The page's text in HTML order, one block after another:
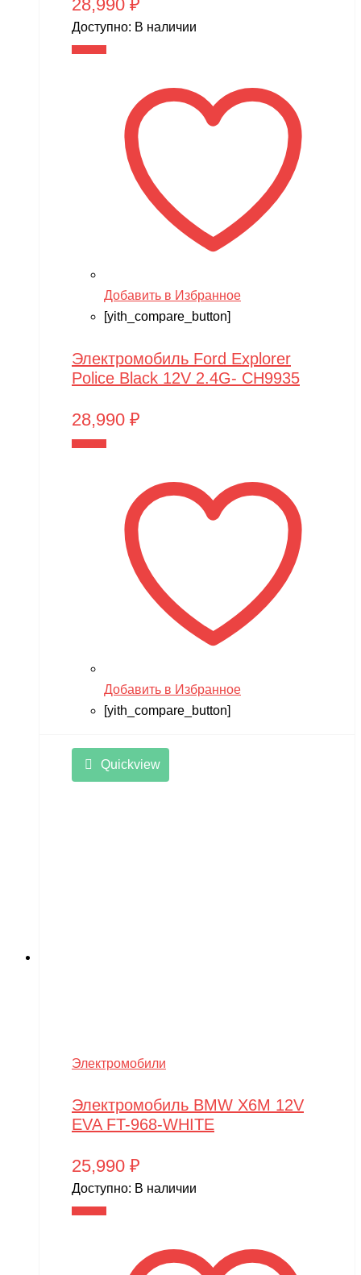
28,990 ₽
Доступно: В наличии
Добавить в Избранное
[yith_compare_button]
Электромобиль Ford Explorer
Police Black 12V 2.4G- CH9935
28,990 ₽
Добавить в Избранное
[yith_compare_button]
Quickview
Электромобили
Электромобиль BMW X6M 12V
EVA FT-968-WHITE
25,990 ₽
Доступно: В наличии